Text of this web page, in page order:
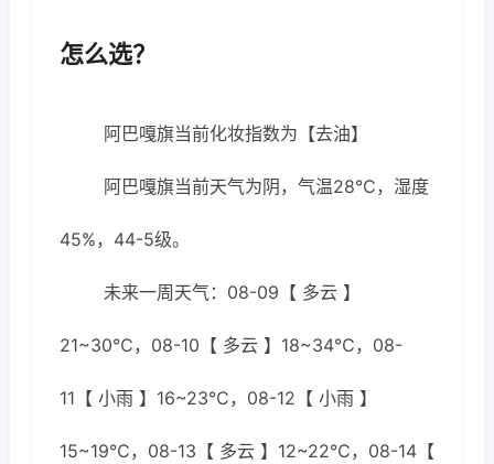
怎么选？
阿巴嘎旗当前化妆指数为【去油】
阿巴嘎旗当前天气为阴，气温28℃，湿度
45%，44-5级。
未来一周天气：08-09【 多云 】
21~30℃，08-10【 多云 】18~34℃，08-
11【 小雨 】16~23℃，08-12【 小雨 】
15~19℃，08-13【 多云 】12~22℃，08-14【